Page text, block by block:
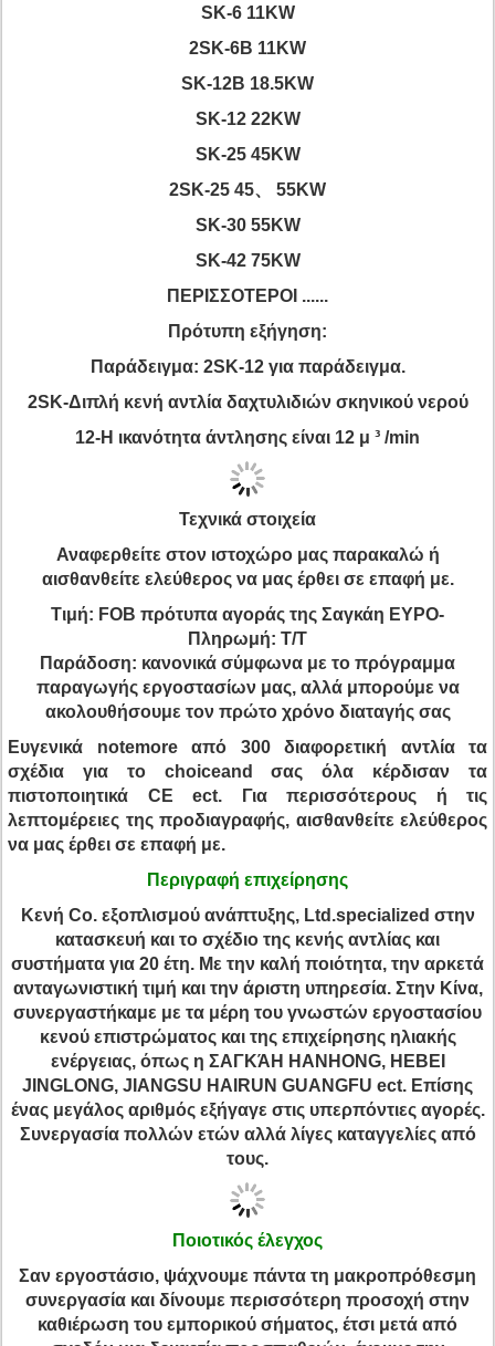
SK-6 11KW
2SK-6B 11KW
SK-12B 18.5KW
SK-12 22KW
SK-25 45KW
2SK-25 45、 55KW
SK-30 55KW
SK-42 75KW
ΠΕΡΙΣΣΟΤΕΡΟΙ ......
Πρότυπη εξήγηση:
Παράδειγμα: 2SK-12 για παράδειγμα.
2SK-Διπλή κενή αντλία δαχτυλιδιών σκηνικού νερού
12-Η ικανότητα άντλησης είναι 12 μ ³ /min
Τεχνικά στοιχεία
Αναφερθείτε στον ιστοχώρο μας παρακαλώ ή
αισθανθείτε ελεύθερος να μας έρθει σε επαφή με.
Τιμή: FOB πρότυπα αγοράς της Σαγκάη ΕΥΡΟ-
Πληρωμή: T/T
Παράδοση: κανονικά σύμφωνα με το πρόγραμμα
παραγωγής εργοστασίων μας, αλλά μπορούμε να
ακολουθήσουμε τον πρώτο χρόνο διαταγής σας
Ευγενικά notemore από 300 διαφορετική αντλία τα
σχέδια για το choiceand σας όλα κέρδισαν τα
πιστοποιητικά CE ect. Για περισσότερους ή τις
λεπτομέρειες της προδιαγραφής, αισθανθείτε ελεύθερος
να μας έρθει σε επαφή με.
Περιγραφή επιχείρησης
Κενή Co. εξοπλισμού ανάπτυξης, Ltd.specialized στην
κατασκευή και το σχέδιο της κενής αντλίας και
συστήματα για 20 έτη. Με την καλή ποιότητα, την αρκετά
ανταγωνιστική τιμή και την άριστη υπηρεσία. Στην Κίνα,
συνεργαστήκαμε με τα μέρη του γνωστών εργοστασίου
κενού επιστρώματος και της επιχείρησης ηλιακής
ενέργειας, όπως η ΣΑΓΚΆΗ HANHONG, HEBEI
JINGLONG, JIANGSU HAIRUN GUANGFU ect. Επίσης
ένας μεγάλος αριθμός εξήγαγε στις υπερπόντιες αγορές.
Συνεργασία πολλών ετών αλλά λίγες καταγγελίες από
τους.
Ποιοτικός έλεγχος
Σαν εργοστάσιο, ψάχνουμε πάντα τη μακροπρόθεσμη
συνεργασία και δίνουμε περισσότερη προσοχή στην
καθιέρωση του εμπορικού σήματος, έτσι μετά από